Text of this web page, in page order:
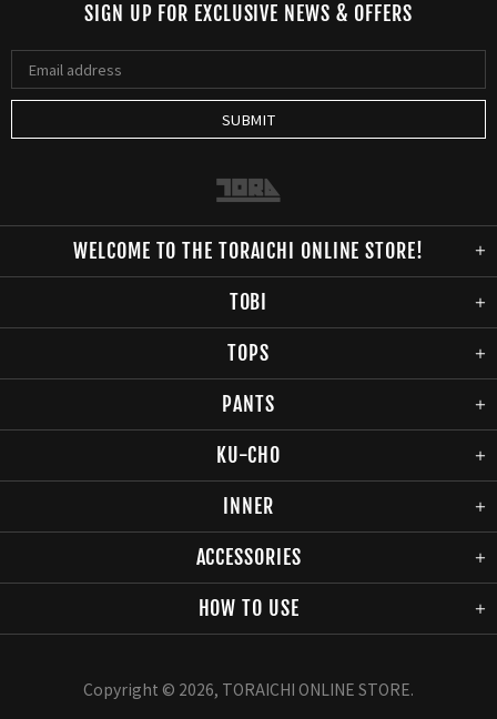
SIGN UP FOR EXCLUSIVE NEWS & OFFERS
WELCOME TO THE TORAICHI ONLINE STORE!
TOBI
TOPS
PANTS
KU-CHO
INNER
ACCESSORIES
HOW TO USE
Copyright © 2026, TORAICHI ONLINE STORE.